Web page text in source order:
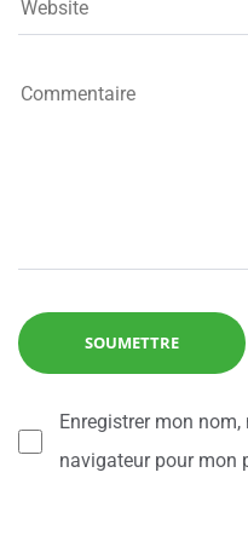
Enregistrer mon
navigateur pour mon